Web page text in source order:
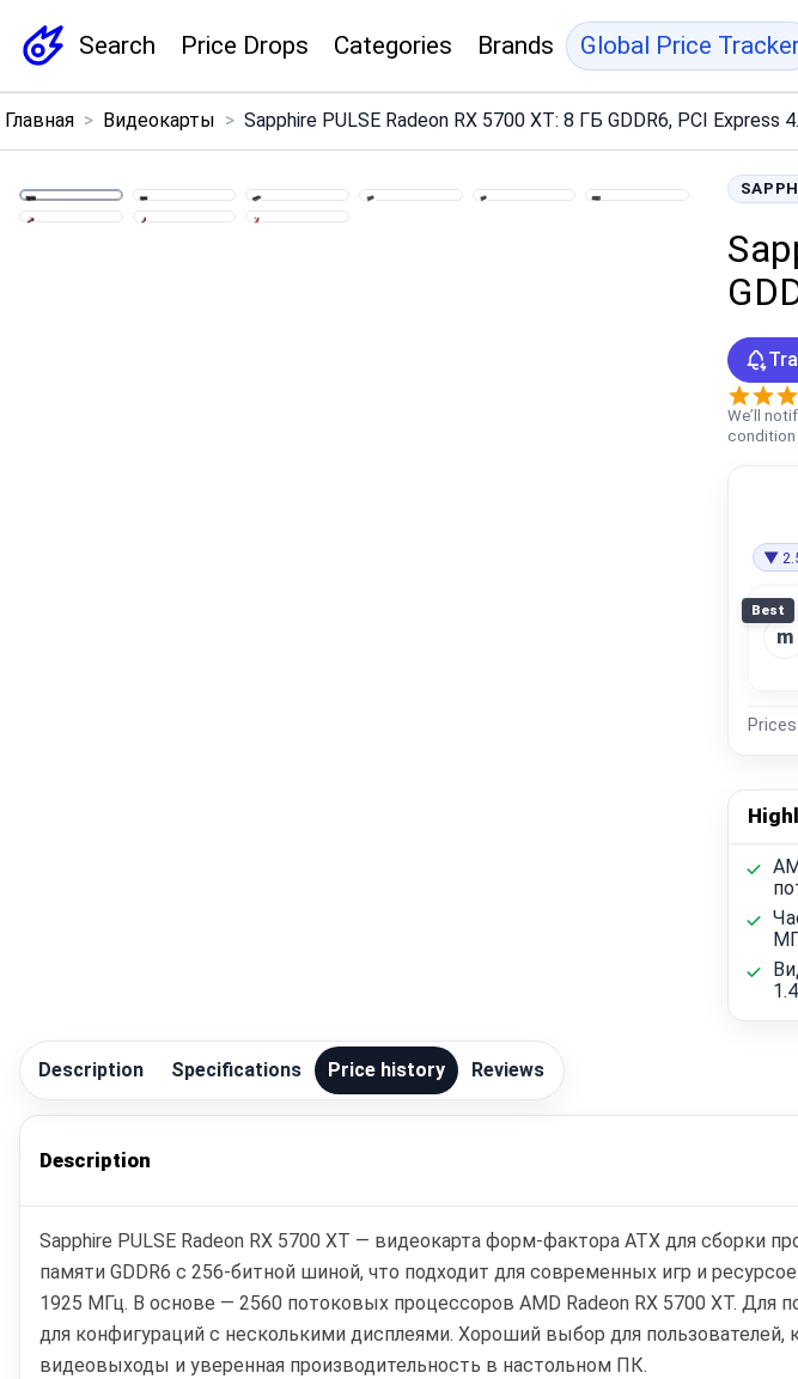
Search Price Drops Categories Brands Global Price
Menu ×
Home
Главная > Видеокарты > Sapphire PULSE Radeon RX 5700 XT: 8 ГБ GDDR6, PCI Express
We’ll
condition
▼
Best
m
1.4
Description Specifications Price history Reviews
Description
Sapphire PULSE Radeon RX 5700 XT — видеокарта форм-фактора ATX для сборки
памяти GDDR6 с 256-битной шиной, что подходит для современных игр и
1925 МГц. В основе — 2560 потоковых процессоров AMD Radeon RX 5700 XT.
для конфигураций с несколькими дисплеями. Хороший выбор для
видеовыходы и уверенная производительность в настольном ПК.